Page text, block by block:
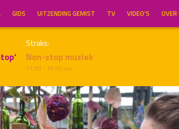
GIDS UITZENDING GEMIST TV VIDEO’S OVER
Straks:
Non-stop muziek
17.00 - 19.00 uur